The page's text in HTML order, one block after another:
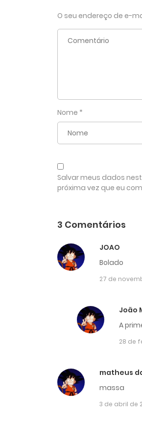
O seu endereço de e-
Nome *
Salvar meus dados
próxima vez que eu
3 Comentários
JOAO
Bolado
27 de
João
A
28 de
matheus
massa
3 de abril de